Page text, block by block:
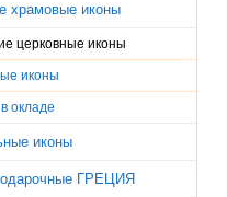
храмовые иконы
церковные иконы
иконы
окладе
иконы
ГРЕЦИЯ